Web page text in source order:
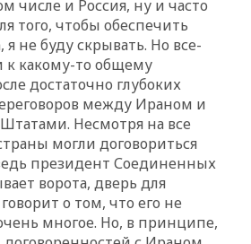
числе и Россия, ну и часто
того, чтобы обеспечить
не буду скрывать. Но все-
к какому-то общему
достаточно глубоких
между Ираном и
Несмотря на все
могли договориться
президент Соединенных
ворота, дверь для
о том, что его не
многое. Но, в принципе,